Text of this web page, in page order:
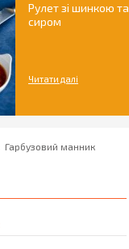
Рулет зі шинкою та
сиром
Читати далі
Гарбузовий манник